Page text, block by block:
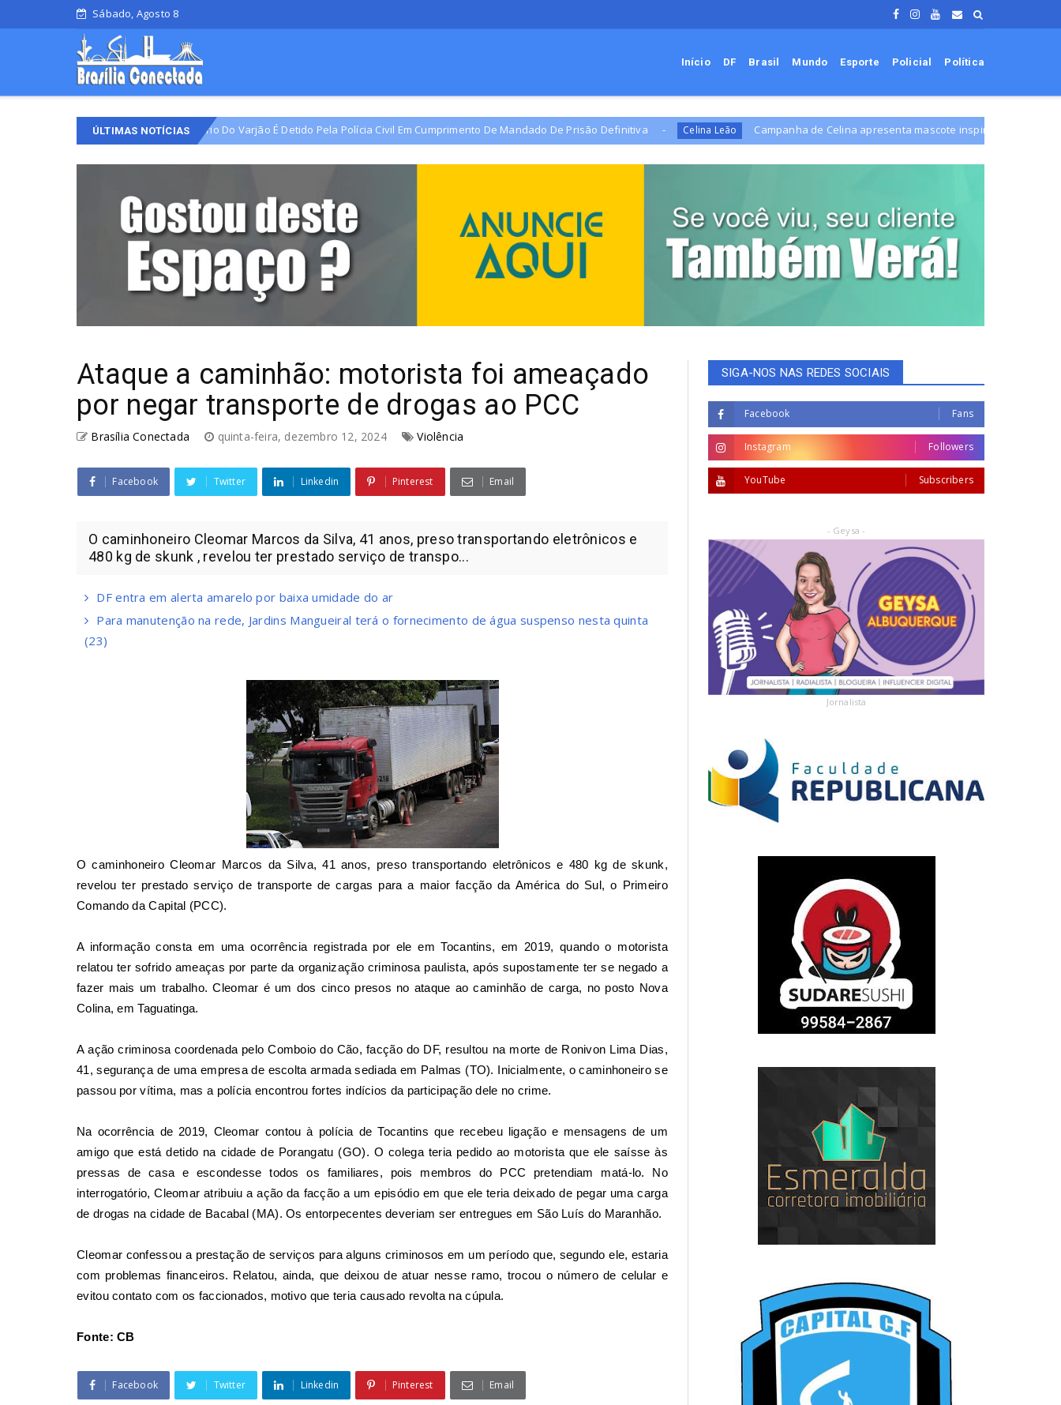
Sábado, Agosto 8
Início DF Brasil Mundo Esporte Policial Política
ÚLTIMAS NOTÍCIAS
Líder Comunitário Do Varjão É Detido Pela Polícia Civil Em Cumprimento De Mandado De Prisão Definitiva Celina Leão Campanha de Celina apresenta mascote inspirado em leão
Ataque a caminhão: motorista foi ameaçado
por negar transporte de drogas ao PCC
Brasília Conectada quinta-feira, dezembro 12, 2024 Violência
Facebook Twitter Linkedin Pinterest Email
O caminhoneiro Cleomar Marcos da Silva, 41 anos, preso transportando eletrônicos e
480 kg de skunk , revelou ter prestado serviço de transpo...
DF entra em alerta amarelo por baixa umidade do ar
Para manutenção na rede, Jardins Mangueiral terá o fornecimento de água suspenso nesta quinta
(23)
O caminhoneiro Cleomar Marcos da Silva, 41 anos, preso transportando eletrônicos e 480 kg de skunk,
revelou ter prestado serviço de transporte de cargas para a maior facção da América do Sul, o Primeiro
Comando da Capital (PCC).
A informação consta em uma ocorrência registrada por ele em Tocantins, em 2019, quando o motorista
relatou ter sofrido ameaças por parte da organização criminosa paulista, após supostamente ter se negado a
fazer mais um trabalho. Cleomar é um dos cinco presos no ataque ao caminhão de carga, no posto Nova
Colina, em Taguatinga.
A ação criminosa coordenada pelo Comboio do Cão, facção do DF, resultou na morte de Ronivon Lima Dias,
41, segurança de uma empresa de escolta armada sediada em Palmas (TO). Inicialmente, o caminhoneiro se
passou por vítima, mas a polícia encontrou fortes indícios da participação dele no crime.
Na ocorrência de 2019, Cleomar contou à polícia de Tocantins que recebeu ligação e mensagens de um
amigo que está detido na cidade de Porangatu (GO). O colega teria pedido ao motorista que ele saísse às
pressas de casa e escondesse todos os familiares, pois membros do PCC pretendiam matá-lo. No
interrogatório, Cleomar atribuiu a ação da facção a um episódio em que ele teria deixado de pegar uma carga
de drogas na cidade de Bacabal (MA). Os entorpecentes deveriam ser entregues em São Luís do Maranhão.
Cleomar confessou a prestação de serviços para alguns criminosos em um período que, segundo ele, estaria
com problemas financeiros. Relatou, ainda, que deixou de atuar nesse ramo, trocou o número de celular e
evitou contato com os faccionados, motivo que teria causado revolta na cúpula.
Fonte: CB
Facebook Twitter Linkedin Pinterest Email
SIGA-NOS NAS REDES SOCIAIS
Facebook Fans
Instagram Followers
YouTube Subscribers
- Geysa -
Jornalista